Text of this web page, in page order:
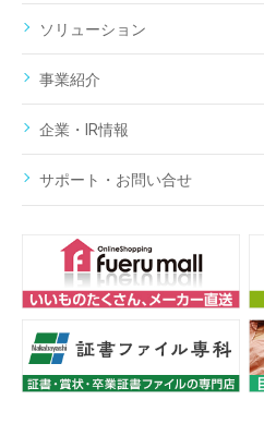
ソリューション
事業紹介
企業・IR情報
サポート・お問い合せ